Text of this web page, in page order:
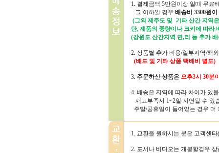
1. 결제금액 5만원이상 일때 무료
그 이하일 경우 배송비 3300원이
(그외 제주도 및 기타 산간 지역
단, 제품의 중량이나 크키에 따라
(강원도 산간지역 면,리 등 추가
2. 상품별 추가 비용/일부지역/해
(배드 및 기타 상품 택배비 별도)
3. 주문하신 상품은 오후3시 30분
4. 배송은 지역에 따라 차이가 있
재고부족시 1~2일 지연될 수 있
주말/공휴일이 들어있는 경우 더
1. 교환을 원하시는 분은 고객센
2. 도서나 비디오는 개봉할경우